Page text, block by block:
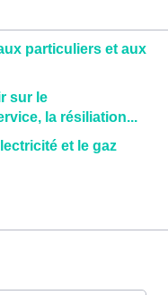
particuliers et aux
sur le
la résiliation...
et le gaz